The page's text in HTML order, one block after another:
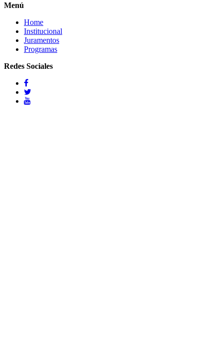
Menú
Home
Institucional
Juramentos
Programas
Redes Sociales